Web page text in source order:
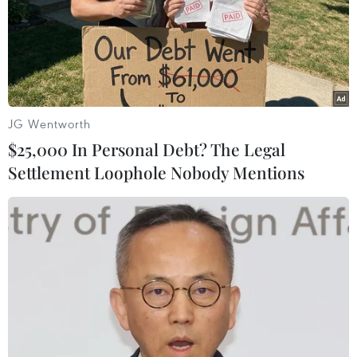
TIN LIÊN QUAN
Người nhà nạn nhân tiếp tục đề nghị Tòa
JG Wentworth
$25,000 In Personal Debt? The Legal
Settlement Loophole Nobody Mentions